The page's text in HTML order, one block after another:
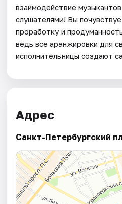
взаимодействие
слушателями! Вы
проработку и
ведь все аранжировки для
исполнительницы создают
Адрес
Санкт-Петербургский